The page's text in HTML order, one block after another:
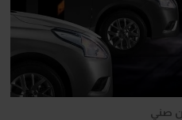
صني